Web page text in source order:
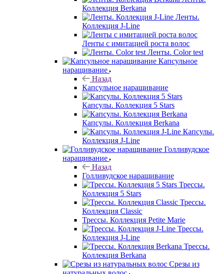
Коллекция Berkana
Ленты.
Коллекция J-Line
Ленты с имитацией роста волос
Ленты. Color test
Капсульное
наращивание
Назад
Капсульное наращивание
Капсулы. Коллекция 5 Stars
Капсулы. Коллекция Berkana
Капсулы.
Коллекция J-Line
Голливудское
наращивание
Назад
Голливудское наращивание
Трессы.
Коллекция 5 Stars
Трессы.
Коллекция Classic
Трессы. Коллекция Petite Marie
Трессы.
Коллекция J-Line
Трессы.
Коллекция Berkana
Срезы из